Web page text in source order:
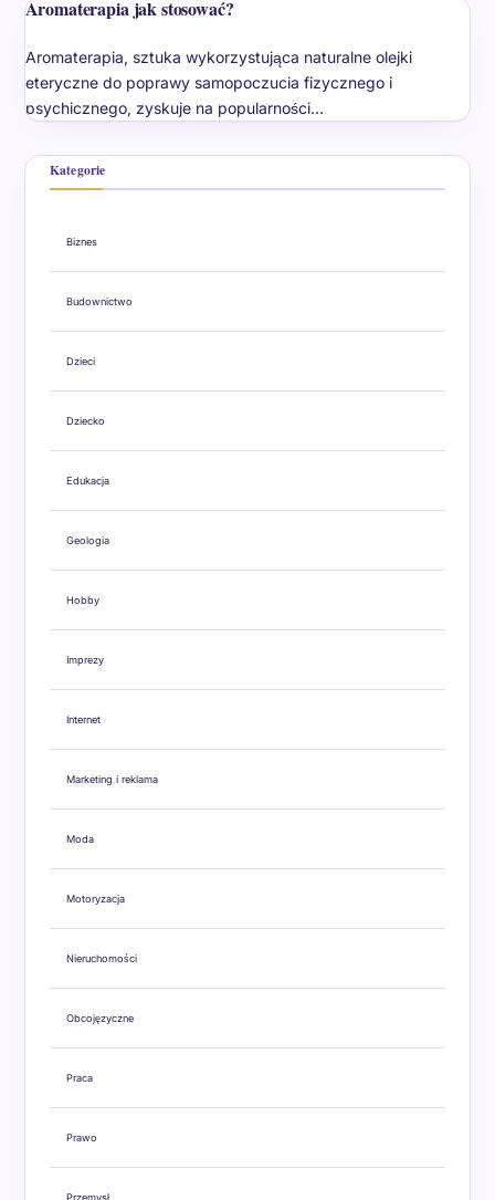
Aromaterapia jak stosować?
Aromaterapia, sztuka wykorzystująca naturalne olejki
eteryczne do poprawy samopoczucia fizycznego i
psychicznego, zyskuje na popularności…
Kategorie
Biznes
Budownictwo
Dzieci
Dziecko
Edukacja
Geologia
Hobby
Imprezy
Internet
Marketing i reklama
Moda
Motoryzacja
Nieruchomości
Obcojęzyczne
Praca
Prawo